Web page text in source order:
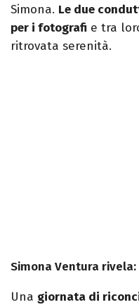
Simona. Le due
per i fotografi e tra
ritrovata serenità.
Simona Ventura rivela:
Una giornata di